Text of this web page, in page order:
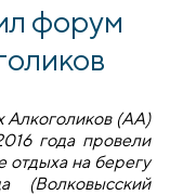
форум
Алкоголиков (АА)
года провели
отдыха на берегу
(Волковысский